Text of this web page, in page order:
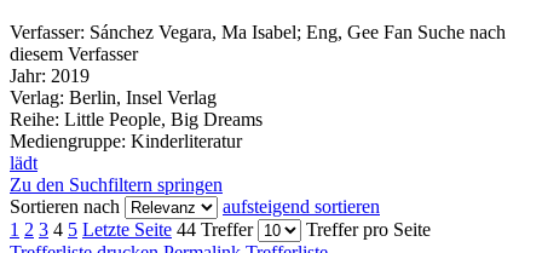
Verfasser: Sánchez Vegara, Ma Isabel; Eng, Gee Fan Suche nach
diesem Verfasser
Jahr: 2019
Verlag: Berlin, Insel Verlag
Reihe: Little People, Big Dreams
Mediengruppe: Kinderliteratur
lädt
Zu den Suchfiltern springen
Sortieren nach
aufsteigend sortieren
1 2 3 4 5 Letzte Seite 44 Treffer
Treffer pro Seite